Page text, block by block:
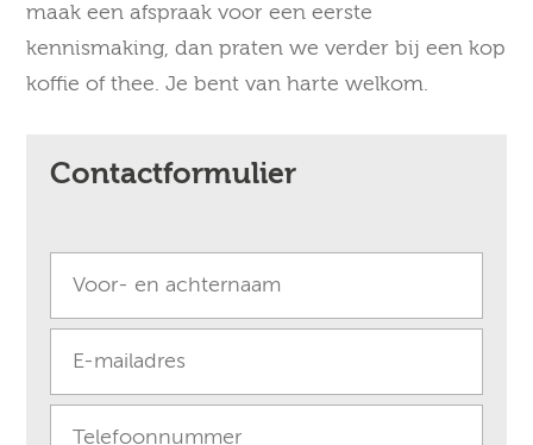
maak een afspraak voor een eerste
kennismaking, dan praten we verder bij een kop
koffie of thee.Je bent van harte welkom.
Contactformulier